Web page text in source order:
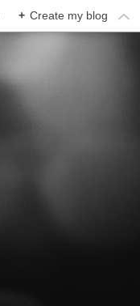
+ Create my blog